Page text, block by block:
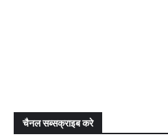
चैनल सब्सक्राइब करे